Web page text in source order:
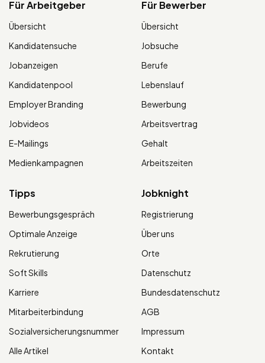
Für Arbeitgeber
Übersicht
Kandidatensuche
Jobanzeigen
Kandidatenpool
Employer Branding
Jobvideos
E-Mailings
Medienkampagnen
Für Bewerber
Übersicht
Jobsuche
Berufe
Lebenslauf
Bewerbung
Arbeitsvertrag
Gehalt
Arbeitszeiten
Tipps
Bewerbungsgespräch
Optimale Anzeige
Rekrutierung
Soft Skills
Karriere
Mitarbeiterbindung
Sozialversicherungsnummer
Alle Artikel
Jobknight
Registrierung
Über uns
Orte
Datenschutz
Bundesdatenschutz
AGB
Impressum
Kontakt